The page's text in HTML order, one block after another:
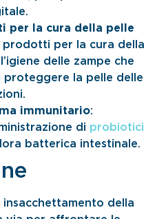
per la cura della pelle
prodotti per la cura della
delle zampe che
proteggere la pelle delle
immunitario:
di probiotici
batterica intestinale.
insacchettamento della